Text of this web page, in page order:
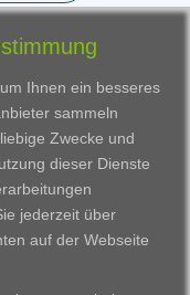
Bildungsangebot
Ausbildung
Ihnen ein besseres
sammeln
Zwecke und
dieser Dienste
jederzeit über
auf der Webseite